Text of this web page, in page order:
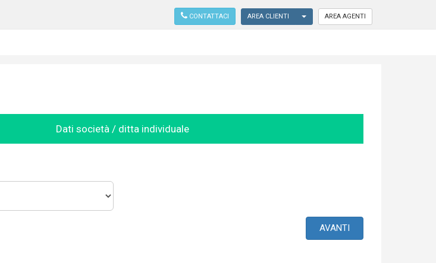
CONTATTACI AREA CLIENTI TOGGLE DROPDOWN
AREA AGENTI
Dati società / ditta individuale
AVANTI